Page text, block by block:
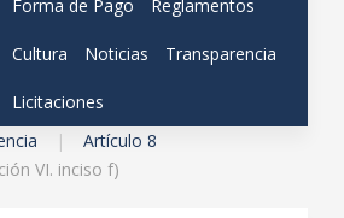
Forma de Pago Reglamentos
Cultura Noticias Transparencia
Licitaciones
Artículo 8
VI. inciso f)